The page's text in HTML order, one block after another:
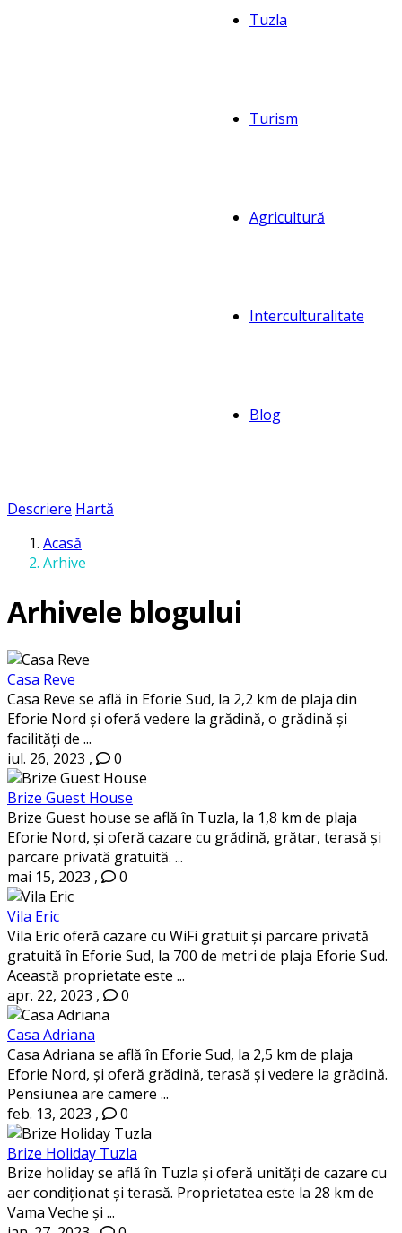
Tuzla
Turism
Agricultură
Interculturalitate
Blog
Descriere Hartă
Acasă
Arhive
Arhivele blogului
Casa Reve
Casa Reve se află în Eforie Sud, la 2,2 km de plaja din
Eforie Nord și oferă vedere la grădină, o grădină și
facilități de ...
iul. 26, 2023 ,
0
Brize Guest House
Brize Guest house se află în Tuzla, la 1,8 km de plaja
Eforie Nord, și oferă cazare cu grădină, grătar, terasă și
parcare privată gratuită. ...
mai 15, 2023 ,
0
Vila Eric
Vila Eric oferă cazare cu WiFi gratuit și parcare privată
gratuită în Eforie Sud, la 700 de metri de plaja Eforie Sud.
Această proprietate este ...
apr. 22, 2023 ,
0
Casa Adriana
Casa Adriana se află în Eforie Sud, la 2,5 km de plaja
Eforie Nord, și oferă grădină, terasă și vedere la grădină.
Pensiunea are camere ...
feb. 13, 2023 ,
0
Brize Holiday Tuzla
Brize holiday se află în Tuzla și oferă unități de cazare cu
aer condiționat și terasă. Proprietatea este la 28 km de
Vama Veche și ...